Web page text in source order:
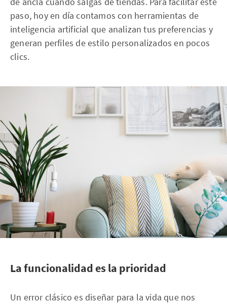
paso, hoy en día contamos con herramientas de
inteligencia artificial que analizan tus preferencias y
generan perfiles de estilo personalizados en pocos
clics.
La funcionalidad es la prioridad
Un error clásico es diseñar para la vida que nos